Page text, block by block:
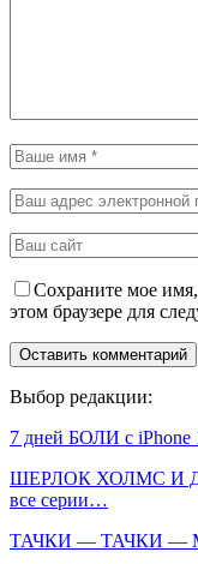
Сохраните мое
этом браузере для
Выбор редакции:
7 дней БОЛИ с iPhone
ШЕРЛОК ХОЛМС И
все серии…
ТАЧКИ — ТАЧКИ —